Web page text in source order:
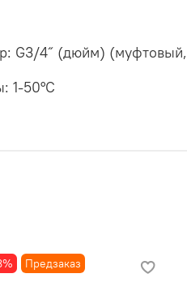
G3/4˝ (дюйм) (муфтовый,
1-50°С
Предзаказ